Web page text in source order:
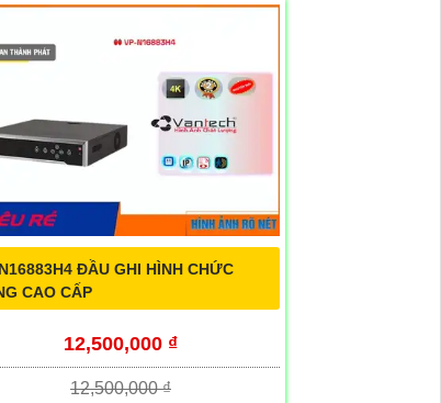
ĐẦU GHI HÌNH CHỨC
CAO CẤP
12,500,000 ₫
12,500,000 ₫